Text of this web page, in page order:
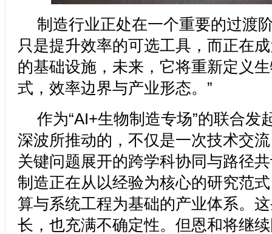
制造行业正处在一个重要的过渡
只是提升效率的可选工具，而正在
的基础设施，未来，它将重新定义
式，效率边界与产业形态。”
作为“AI+生物制造专场”的联合发
深波所推动的，不仅是一次技术交
关键问题展开的跨学科协同与路径
制造正在从以经验为核心的研究范
算与系统工程为基础的产业体系。
长，也充满不确定性。但恩和将继